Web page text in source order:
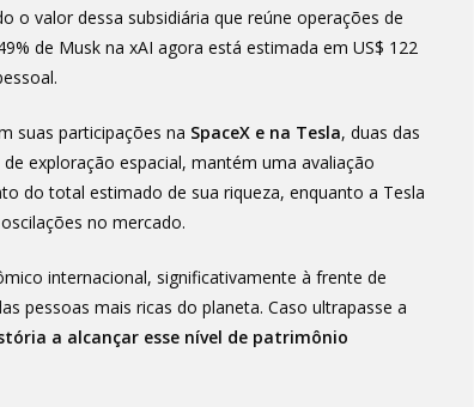
o valor dessa subsidiária que reúne operações de
de Musk na xAI agora está estimada em US$ 122
suas participações na SpaceX e na Tesla, duas das
exploração espacial, mantém uma avaliação
do total estimado de sua riqueza, enquanto a Tesla
no mercado.
internacional, significativamente à frente de
pessoas mais ricas do planeta. Caso ultrapasse a
a alcançar esse nível de patrimônio